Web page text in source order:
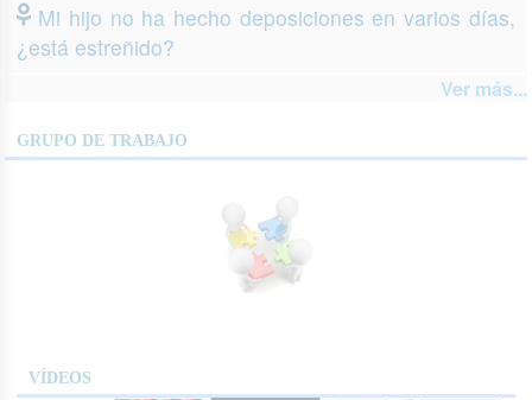
Mi hijo no ha hecho deposiciones en varios días,
¿está estreñido?
Ver más...
GRUPO DE TRABAJO
VÍDEOS